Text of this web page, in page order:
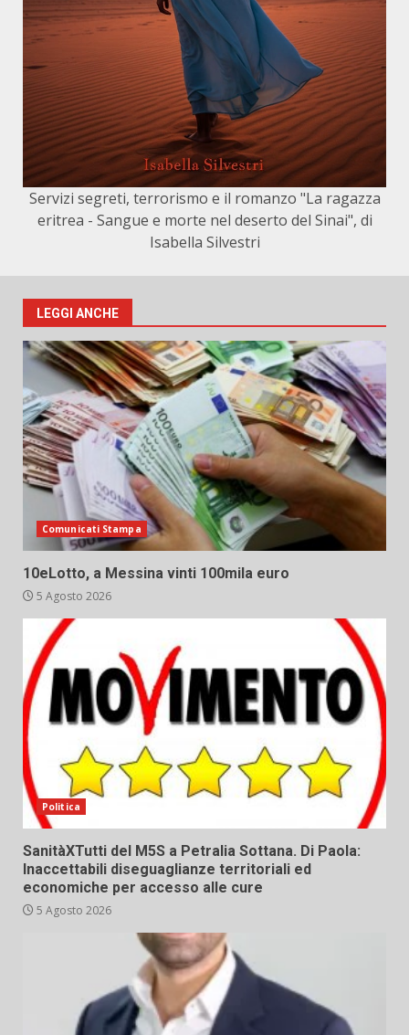
Servizi segreti, terrorismo e il romanzo "La ragazza
eritrea - Sangue e morte nel deserto del Sinai", di
Isabella Silvestri
LEGGI ANCHE
Comunicati Stampa
10eLotto, a Messina vinti 100mila euro
5 Agosto 2026
Politica
SanitàXTutti del M5S a Petralia Sottana. Di Paola:
Inaccettabili diseguaglianze territoriali ed
economiche per accesso alle cure
5 Agosto 2026